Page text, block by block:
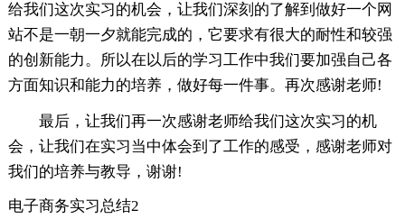
给我们这次实习的机会，让我们深刻的了解到做好一个网
站不是一朝一夕就能完成的，它要求有很大的耐性和较强
的创新能力。所以在以后的学习工作中我们要加强自己各
方面知识和能力的培养，做好每一件事。再次感谢老师!
最后，让我们再一次感谢老师给我们这次实习的机
会，让我们在实习当中体会到了工作的感受，感谢老师对
我们的培养与教导，谢谢!
电子商务实习总结2